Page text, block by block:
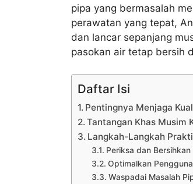
pipa yang bermasalah
perawatan yang tepat,
dan lancar sepanjang
pasokan air tetap bersih
Daftar Isi
Pentingnya Menjaga
Tantangan Khas Musim
Langkah-Langkah
Periksa dan
Optimalkan
Waspadai Masalah